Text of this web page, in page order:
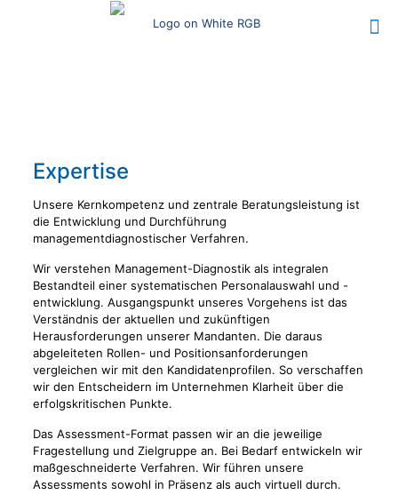
Expertise
Unsere Kernkompetenz und zentrale Beratungsleistung ist
die Entwicklung und Durchführung
managementdiagnostischer Verfahren.
Wir verstehen Management-Diagnostik als integralen
Bestandteil einer systematischen Personalauswahl und -
entwicklung. Ausgangspunkt unseres Vorgehens ist das
Verständnis der aktuellen und zukünftigen
Herausforderungen unserer Mandanten. Die daraus
abgeleiteten Rollen- und Positionsanforderungen
vergleichen wir mit den Kandidatenprofilen. So verschaffen
wir den Entscheidern im Unternehmen Klarheit über die
erfolgskritischen Punkte.
Das Assessment-Format passen wir an die jeweilige
Fragestellung und Zielgruppe an. Bei Bedarf entwickeln wir
maßgeschneiderte Verfahren. Wir führen unsere
Assessments sowohl in Präsenz als auch virtuell durch.